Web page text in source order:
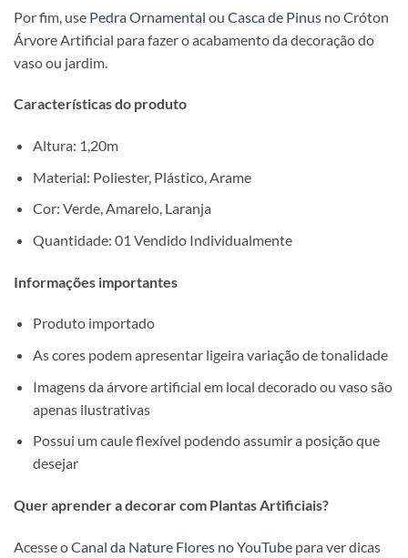
Por fim, use Pedra Ornamental ou Casca de Pinus no Cróton
Árvore Artificial para fazer o acabamento da decoração do
vaso ou jardim.
Características do produto
Altura: 1,20m
Material: Poliester, Plástico, Arame
Cor: Verde, Amarelo, Laranja
Quantidade: 01 Vendido Individualmente
Informações importantes
Produto importado
As cores podem apresentar ligeira variação de tonalidade
Imagens da árvore artificial em local decorado ou vaso são
apenas ilustrativas
Possui um caule flexível podendo assumir a posição que
desejar
Quer aprender a decorar com Plantas Artificiais?
Acesse oCanal da Nature Flores no YouTube para ver dicas